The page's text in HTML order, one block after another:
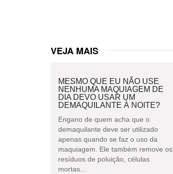
VEJA MAIS
MESMO QUE EU NÃO USE
NENHUMA MAQUIAGEM DE
DIA DEVO USAR UM
DEMAQUILANTE À NOITE?
Engano de quem acha que o
demaquilante deve ser utilizado
apenas quando se faz o uso da
maquiagem. Ele também remove os
resíduos de poluição, células
mortas...